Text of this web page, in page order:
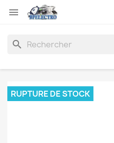

search
RUPTURE DE STOCK